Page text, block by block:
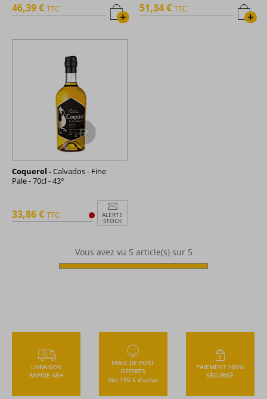
+
46,39 € TTC
+
51,34 € TTC
Coquerel -Calvados - Fine
Pale - 70cl - 43°
ALERTE
STOCK
33,86 € TTC
Vous avez vu 5 article(s) sur 5
LIVRAISON
RAPIDE 48H
FRAIS DE PORT
OFFERTS
dès 150 € d’achat
PAIEMENT 100%
SÉCURISÉ